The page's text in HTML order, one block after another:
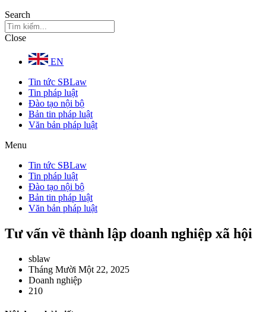
Search
Close
EN
Tin tức SBLaw
Tin pháp luật
Đào tạo nội bộ
Bản tin pháp luật
Văn bản pháp luật
Menu
Tin tức SBLaw
Tin pháp luật
Đào tạo nội bộ
Bản tin pháp luật
Văn bản pháp luật
Tư vấn về thành lập doanh nghiệp xã hội
sblaw
Tháng Mười Một 22, 2025
Doanh nghiệp
210